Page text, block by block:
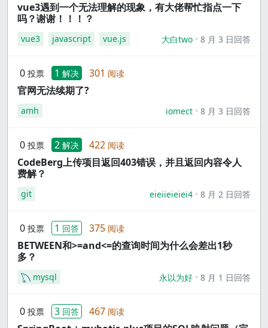
vue3遇到一个无法理解的现象，有大佬帮忙指点一下
吗？谢谢！！！？
vue3 javascript vue.js 大白two 8 月 3 日回答
0 投票 1 解决 301 阅读
官网无法续期了?
amh iomect 8 月 3 日回答
0 投票 2 解决 422 阅读
CodeBerg上传项目返回403错误，并且返回内容令人
费解？
git eieiieieiei4 8 月 2 日回答
0 投票 1 回答 375 阅读
BETWEEN和>=and<=的查询时间为什么会差出1秒
多？
mysql 永以为好 8 月 1 日回答
0 投票 3 回答 467 阅读